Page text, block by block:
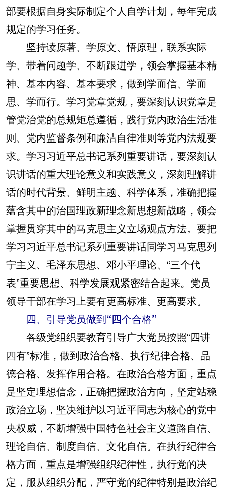
部要根据自身实际制定个人自学计划，每年完成
规定的学习任务。
坚持读原著、学原文、悟原理，联系实际
学、带着问题学、不断跟进学，领会掌握基本精
神、基本内容、基本要求，做到学而信、学而
思、学而行。学习党章党规，要深刻认识党章是
管党治党的总规矩总遵循，践行党内政治生活准
则、党内监督条例和廉洁自律准则等党内法规要
求。学习习近平总书记系列重要讲话，要深刻认
识讲话的重大理论意义和实践意义，深刻理解讲
话的时代背景、鲜明主题、科学体系，准确把握
蕴含其中的治国理政新理念新思想新战略，领会
掌握贯穿其中的马克思主义立场观点方法。要把
学习习近平总书记系列重要讲话同学习马克思列
宁主义、毛泽东思想、邓小平理论、“三个代
表”重要思想、科学发展观紧密结合起来。党员
领导干部在学习上要有更高标准、更高要求。
四、引导党员做到“四个合格”
各级党组织要教育引导广大党员按照“四讲
四有”标准，做到政治合格、执行纪律合格、品
德合格、发挥作用合格。在政治合格方面，重点
是坚定理想信念，正确把握政治方向，坚定站稳
政治立场，坚决维护以习近平同志为核心的党中
央权威，不断增强中国特色社会主义道路自信、
理论自信、制度自信、文化自信。在执行纪律合
格方面，重点是增强组织纪律性，执行党的决
定，服从组织分配，严守党的纪律特别是政治纪